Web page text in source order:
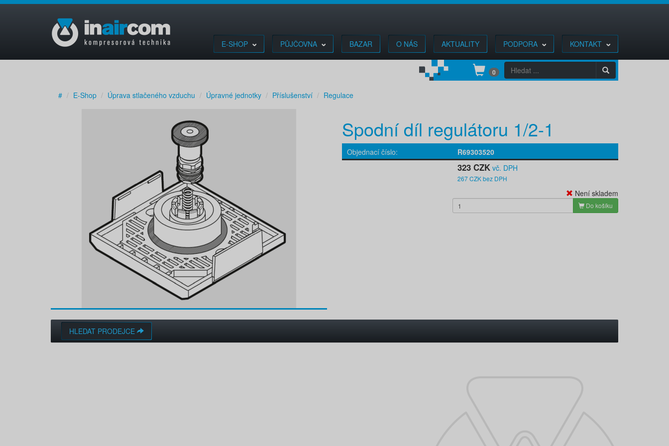
E-SHOP PŮJČOVNA BAZAR O NÁS AKTUALITY PODPORA KONTAKT
0
# E-Shop Úprava stlačeného vzduchu Úpravné jednotky Příslušenství Regulace
Spodní díl regulátoru 1/2-1
Objednací číslo R69303520
323 CZK vč. DPH
267 CZK bez DPH
Není skladem
Do košíku
HLEDAT PRODEJCE